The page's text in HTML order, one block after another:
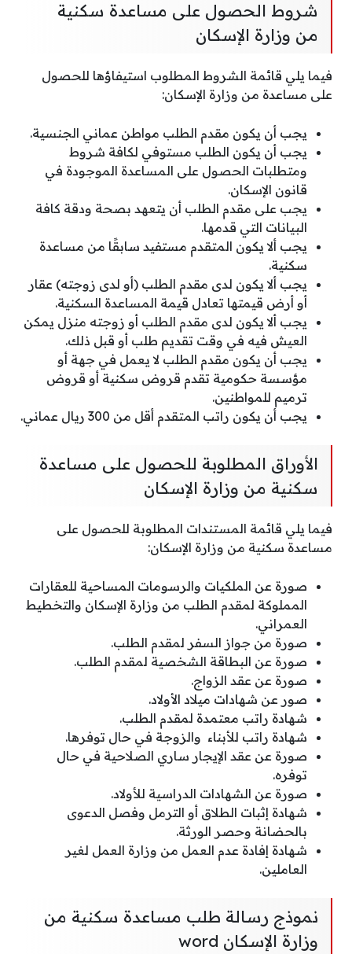
شروط الحصول على مساعدة سكنية
من وزارة الإسكان
فيما يلي قائمة الشروط المطلوب استيفاؤها للحصول
على مساعدة من وزارة الإسكان:
يجب أن يكون مقدم الطلب مواطن عماني الجنسية.
يجب أن يكون الطلب مستوفي لكافة شروط
ومتطلبات الحصول على المساعدة الموجودة في
قانون الإسكان.
يجب على مقدم الطلب أن يتعهد بصحة ودقة كافة
البيانات التي قدمها.
يجب ألا يكون المتقدم مستفيد سابقًا من مساعدة
سكنية.
يجب ألا يكون لدى مقدم الطلب (أو لدى زوجته) عقار
أو أرض قيمتها تعادل قيمة المساعدة السكنية.
يجب ألا يكون لدى مقدم الطلب أو زوجته منزل يمكن
العيش فيه في وقت تقديم طلب أو قبل ذلك.
يجب أن يكون مقدم الطلب لا يعمل في جهة أو
مؤسسة حكومية تقدم قروض سكنية أو قروض
ترميم للمواطنين.
يجب أن يكون راتب المتقدم أقل من 300 ريال عماني.
الأوراق المطلوبة للحصول على مساعدة
سكنية من وزارة الإسكان
فيما يلي قائمة المستندات المطلوبة للحصول على
مساعدة سكنية من وزارة الإسكان:
صورة عن الملكيات والرسومات المساحية للعقارات
المملوكة لمقدم الطلب من وزارة الإسكان والتخطيط
العمراني.
صورة من جواز السفر لمقدم الطلب.
صورة عن البطاقة الشخصية لمقدم الطلب.
صورة عن عقد الزواج.
صور عن شهادات ميلاد الأولاد.
شهادة راتب معتمدة لمقدم الطلب.
شهادة راتب للأبناء والزوجة في حال توفرها.
صورة عن عقد الإيجار ساري الصلاحية في حال
توفره.
صورة عن الشهادات الدراسية للأولاد.
شهادة إثبات الطلاق أو الترمل وفصل الدعوى
بالحضانة وحصر الورثة.
شهادة إفادة عدم العمل من وزارة العمل لغير
العاملين.
نموذج رسالة طلب مساعدة سكنية من
وزارة الإسكان word